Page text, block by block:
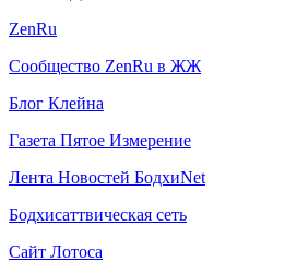
ZenRu
Сообщество ZenRu в ЖЖ
Блог Клейна
Газета Пятое Измерение
Лента Новостей БодхиNet
Бодхисаттвическая сеть
Сайт Лотоса